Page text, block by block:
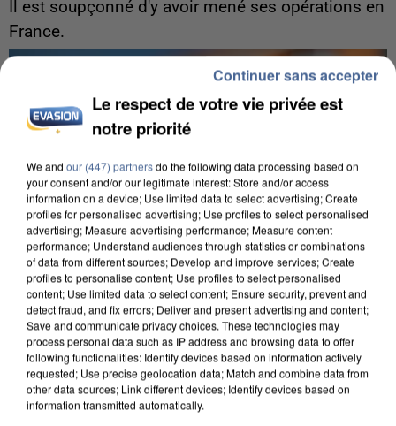
Il est soupçonné d'y avoir mené ses opérations en
France.
5 août 2026
Une enquête ouverte à Marseille après la
découverte d’un enfant de...
Trois personnes ont été placées en garde à vue.
Le respect de votre vie privée est
notre priorité
We and our (447) partnersdo the following data processing based on
your consent and/or our legitimate interest: Store and/or access
information on a device; Use limited data to select advertising; Create
profiles for personalised advertising; Use profiles to select personalised
advertising; Measure advertising performance; Measure content
performance; Understand audiences through statistics or combinations
of data from different sources; Develop and improve services; Create
profiles to personalise content; Use profiles to select personalised
content; Use limited data to select content; Ensure security, prevent and
detect fraud, and fix errors; Deliver and present advertising and content;
Save and communicate privacy choices. These technologies may
process personal data such as IP address and browsing data to offer
following functionalities: Identify devices based on information actively
requested; Use precise geolocation data; Match and combine data from
other data sources; Link different devices; Identify devices based on
information transmitted automatically.
Continuer sans accepter